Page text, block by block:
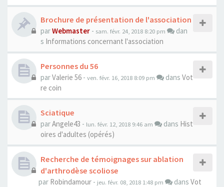
Brochure de présentation de l'association
parWebmaster - sam. févr. 24, 2018 8:20 pm
dan
s Informations concernant l'association
Personnes du 56
parValerie 56 - ven. févr. 16, 2018 8:09 pm dans Vot
re coin
Sciatique
parAngele43 - lun. févr. 12, 2018 9:46 am dans Hist
oires d'adultes (opérés)
Recherche de témoignages sur ablation
d'arthrodèse scoliose
par Robindamour - jeu. févr. 08, 2018 1:48 pm dans Vot